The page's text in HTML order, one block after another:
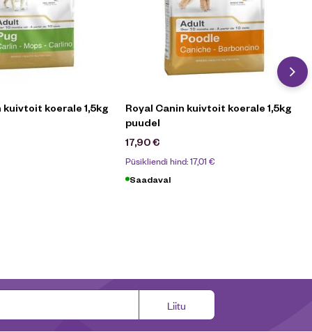
kuivtoit koerale 1,5kg
Royal Canin kuivtoit koerale 1,5kg
puudel
17,90€
Püsikliendi hind:17,01 €
Saadaval
Liitu